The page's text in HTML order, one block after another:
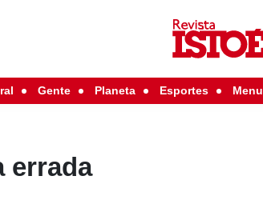
Gente Planeta Esportes Menu
errada